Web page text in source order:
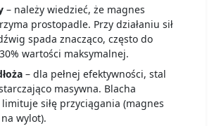
– należy wiedzieć, że magnes
prostopadle. Przy działaniu sił
spada znacząco, często do
wartości maksymalnej.
– dla pełnej efektywności, stal
masywna. Blacha
siłę przyciągania (magnes
wylot).